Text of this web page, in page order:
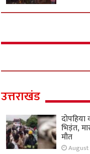
उत्तराखंड
भिड़ंत,
मौत
August